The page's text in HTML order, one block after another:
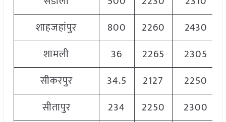
शाहजहांपुर
800 2260 2430
शामली
36 2265 2305
सीकरपुर
34.5 2127 2250
सीतापुर
234 2250 2300